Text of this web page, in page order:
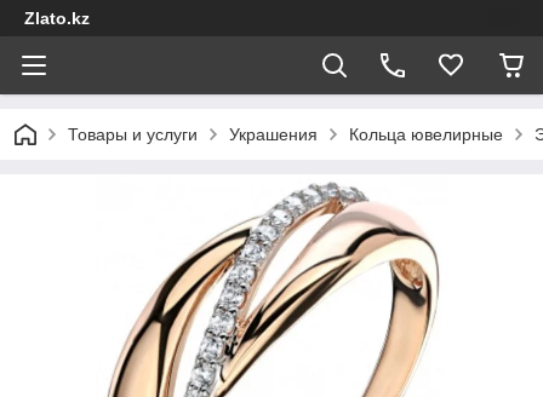
Zlato.kz
Товары и услуги Украшения Кольца ювелирные